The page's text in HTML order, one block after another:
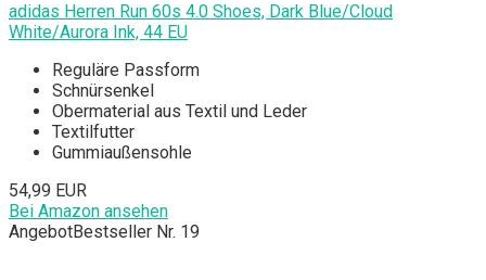
adidas Herren Run 60s 4.0 Shoes, Dark Blue/Cloud
White/Aurora Ink, 44 EU
Reguläre Passform
Schnürsenkel
Obermaterial aus Textil und Leder
Textilfutter
Gummiaußensohle
54,99 EUR
Bei Amazon ansehen
AngebotBestseller Nr. 19